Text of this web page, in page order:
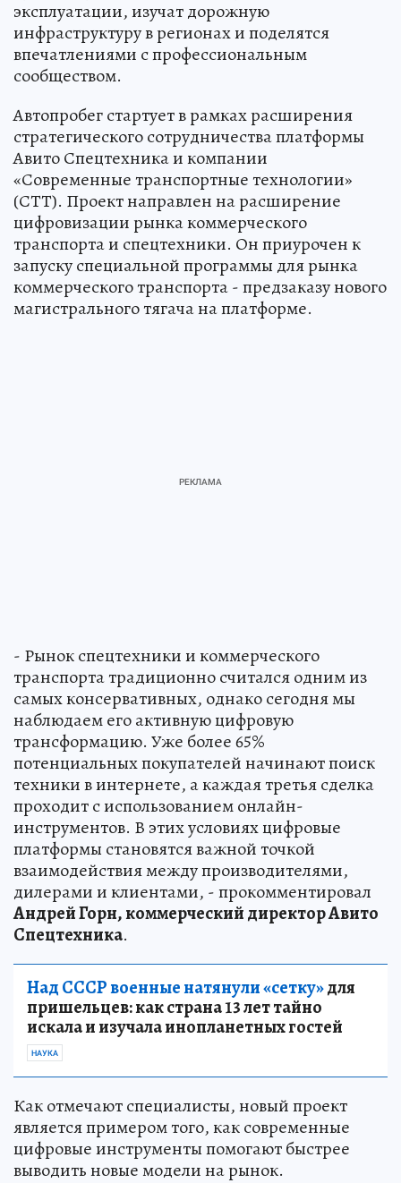
эксплуатации, изучат дорожную
инфраструктуру в регионах и поделятся
впечатлениями с профессиональным
сообществом.
Автопробег стартует в рамках расширения
стратегического сотрудничества платформы
Авито Спецтехника и компании
«Современные транспортные технологии»
(СТТ). Проект направлен на расширение
цифровизации рынка коммерческого
транспорта и спецтехники. Он приурочен к
запуску специальной программы для рынка
коммерческого транспорта - предзаказу нового
магистрального тягача на платформе.
- Рынок спецтехники и коммерческого
транспорта традиционно считался одним из
самых консервативных, однако сегодня мы
наблюдаем его активную цифровую
трансформацию. Уже более 65%
потенциальных покупателей начинают поиск
техники в интернете, а каждая третья сделка
проходит с использованием онлайн-
инструментов. В этих условиях цифровые
платформы становятся важной точкой
взаимодействия между производителями,
дилерами и клиентами, - прокомментировал
Андрей Горн, коммерческий директор Авито
Спецтехника.
Над СССР военные натянули «сетку»для
пришельцев: как страна 13 лет тайно
искала и изучала инопланетных гостей
НАУКА
Как отмечают специалисты, новый проект
является примером того, как современные
цифровые инструменты помогают быстрее
выводить новые модели на рынок.